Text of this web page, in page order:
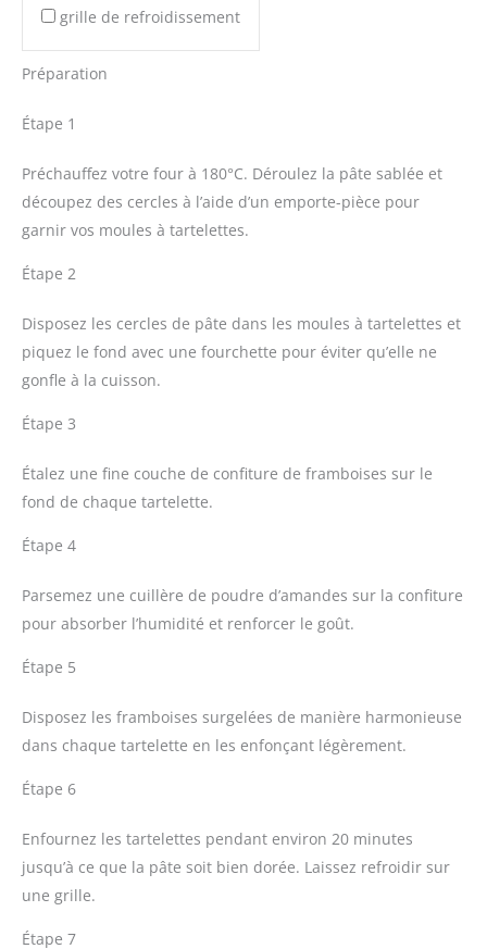
grille de refroidissement
Préparation
Étape 1
Préchauffez votre four à 180°C. Déroulez la pâte sablée et
découpez des cercles à l’aide d’un emporte-pièce pour
garnir vos moules à tartelettes.
Étape 2
Disposez les cercles de pâte dans les moules à tartelettes et
piquez le fond avec une fourchette pour éviter qu’elle ne
gonfle à la cuisson.
Étape 3
Étalez une fine couche de confiture de framboises sur le
fond de chaque tartelette.
Étape 4
Parsemez une cuillère de poudre d’amandes sur la confiture
pour absorber l’humidité et renforcer le goût.
Étape 5
Disposez les framboises surgelées de manière harmonieuse
dans chaque tartelette en les enfonçant légèrement.
Étape 6
Enfournez les tartelettes pendant environ 20 minutes
jusqu’à ce que la pâte soit bien dorée. Laissez refroidir sur
une grille.
Étape 7